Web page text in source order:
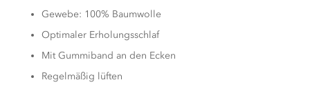
Gewebe: 100% Baumwolle
Optimaler Erholungsschlaf
Mit Gummiband an den Ecken
Regelmäßig lüften